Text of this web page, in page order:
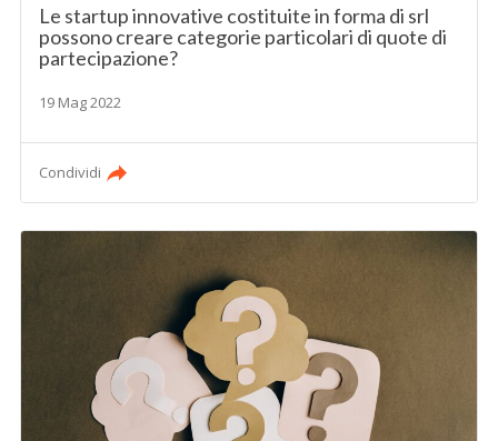
Le startup innovative costituite in forma di srl
possono creare categorie particolari di quote di
partecipazione?
19 Mag 2022
Condividi